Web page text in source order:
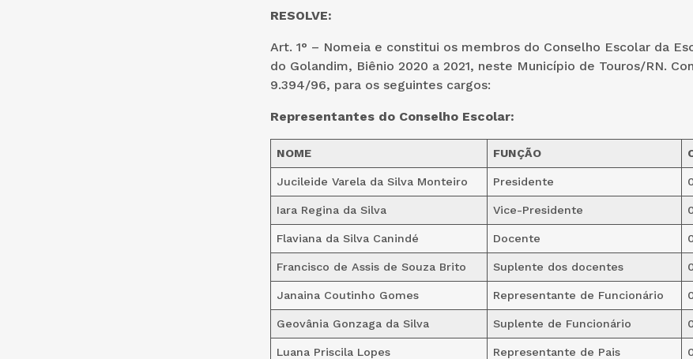
RESOLVE:
Art. 1° – Nomeia e constitui os membros do Conselho Escolar da
do Golandim, Biênio 2020 a 2021, neste Município de Touros/RN.
9.394/96, para os seguintes cargos:
Representantes do Conselho Escolar:
NOME FUNÇÃO
Jucileide Varela da Silva Monteiro Presidente
Iara Regina da Silva Vice-Presidente
Flaviana da Silva Canindé Docente
Francisco de Assis de Souza Brito Suplente dos docentes
Janaina Coutinho Gomes Representante de Funcionário
Geovânia Gonzaga da Silva Suplente de Funcionário
Luana Priscila Lopes Representante de Pais